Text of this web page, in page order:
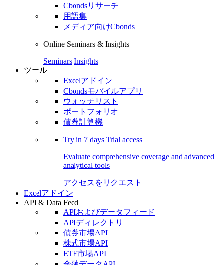
Cbondsリサーチ
用語集
メディア向けCbonds
Online Seminars & Insights
Seminars Insights
ツール
Excelアドイン
Cbondsモバイルアプリ
ウォッチリスト
ポートフォリオ
債券計算機
Try in 7 days Trial access
Evaluate comprehensive coverage and advanced
analytical tools
アクセスをリクエスト
Excelアドイン
API & Data Feed
APIおよびデータフィード
APIディレクトリ
債券市場API
株式市場API
ETF市場API